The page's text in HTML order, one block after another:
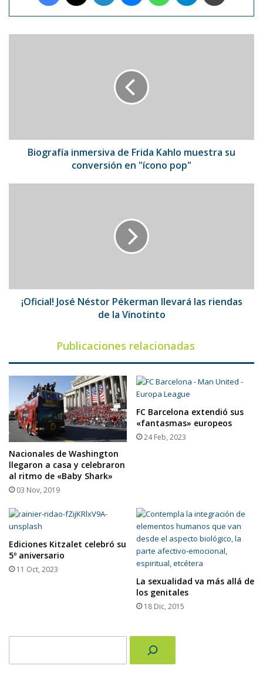
en
"íconoBiografía inmersiva de Frida Kahlo muestra su
conversión en "ícono pop"
la
Vinotinto
¡Oficial! José Néstor Pékerman llevará las riendas
de la Vinotinto
Publicaciones relacionadas
Nacionales de Washington
llegaron a casa y celebraron
al ritmo de «Baby Shark»
03 Nov, 2019
FC Barcelona extendió sus
«fantasmas» europeos
24 Feb, 2023
Ediciones Kitzalet celebró su
5º aniversario
11 Oct, 2023
La sexualidad va más allá de
los genitales
18 Dic, 2015